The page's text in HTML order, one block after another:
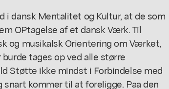
dansk Mentalitet og Kultur, at de som
OPtagelse af et dansk Værk. Til
og musikalsk Orientering om Værket,
tages op ved alle større
Støtte ikke mindst i Forbindelse med
kommer til at foreligge. Paa den